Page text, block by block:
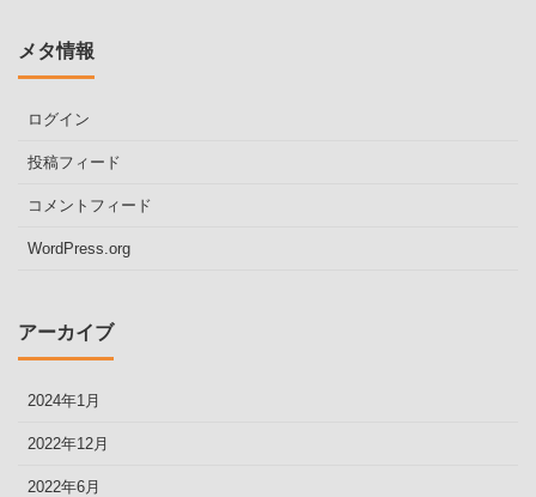
メタ情報
ログイン
投稿フィード
コメントフィード
WordPress.org
アーカイブ
2024年1月
2022年12月
2022年6月